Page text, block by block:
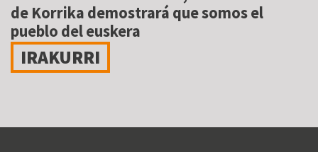
de Korrika demostrará que somos el
pueblo del euskera
IRAKURRI